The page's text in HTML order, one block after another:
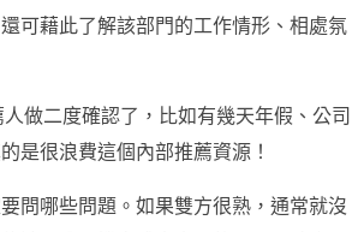
可藉此了解該部門的工作情形、相處氛
做二度確認了，比如有幾天年假、公司
是很浪費這個內部推薦資源！
問哪些問題。如果雙方很熟，通常就沒